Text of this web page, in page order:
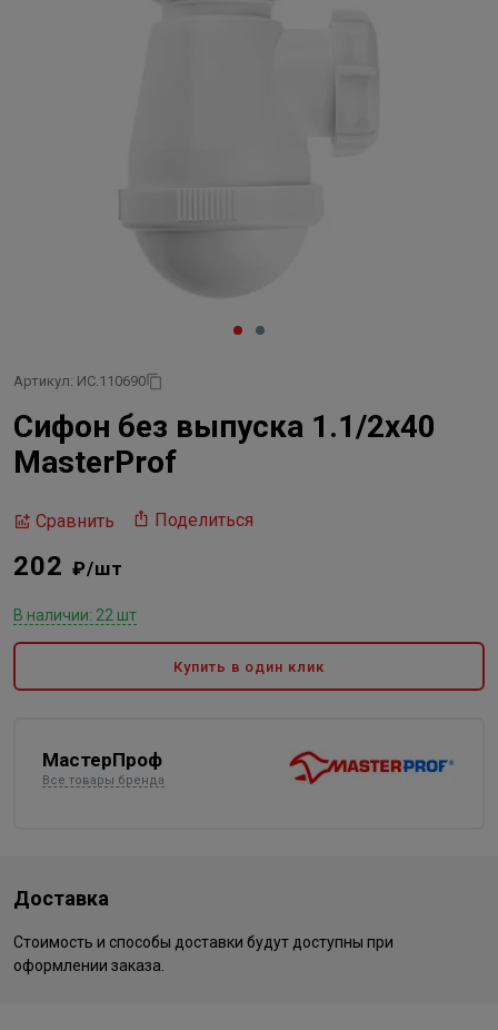
Артикул: ИС.110690
Сифон без выпуска 1.1/2х40
MasterProf
Сравнить Поделиться
202 ₽/шт
В наличии: 22 шт
Купить в один клик
МастерПроф
Все товары бренда
Доставка
Стоимость и способы доставки будут доступны при
оформлении заказа.